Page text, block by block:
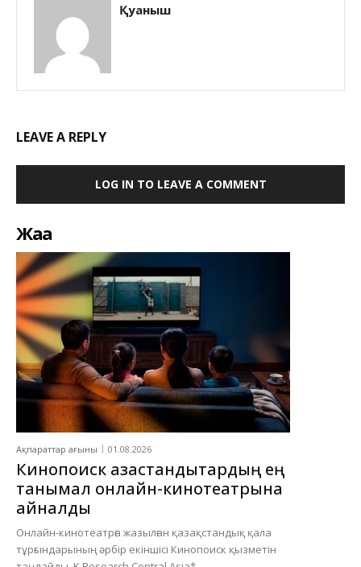
Қуаныш
LEAVE A REPLY
LOG IN TO LEAVE A COMMENT
Жаңа
Ақпараттар ағыны 01.08.2026
Кинопоиск қазақстандықтардың ең
танымал онлайн-кинотеатрына
айналды
Онлайн-кинотеатрға жазылған қазақстандық қала
тұрғындарының әрбір екіншісі Кинопоиск қызметін